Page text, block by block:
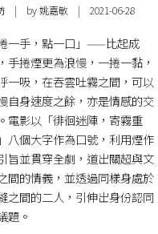
| by 姚嘉敏 | 2021-06-28
捲一手，點一口」——比起成
手捲煙更為浪慢，一捲一黏，
一吸，在吞雲吐霧之間，可以
自身速度之餘，亦是情感的交
電影以「徘徊迷陣，寄霧重
八個大字作為口號，利用煙作
旨並貫穿全劇，道出關超與文
間的情義，並透過同樣身處於
之間的二人，引伸出身份認同
題。